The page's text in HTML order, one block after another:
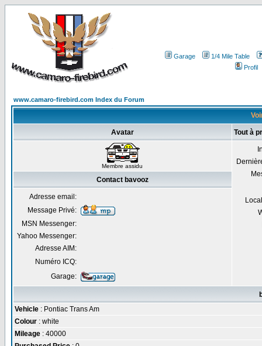
Garage
1/4 Mile Table
Profil
www.camaro-firebird.com Index du Forum
Avatar Tout à
Membre assidu
Contact bavooz
Adresse email:
Message Privé:
MSN Messenger:
Yahoo Messenger:
Adresse AIM:
Numéro ICQ:
Garage:
Vehicle : Pontiac Trans Am
Colour : white
Mileage : 40000